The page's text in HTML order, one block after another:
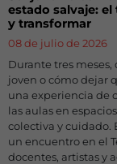
estado salvaje:
y transformar
08 de julio de 2026
Durante tres
joven o cómo dejar
una experiencia de
las aulas en
colectiva y cuidado.
un encuentro en el
docentes, artistas y